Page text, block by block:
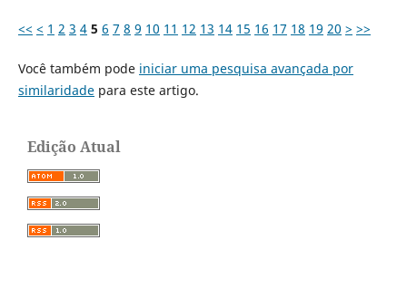
<< < 1 2 3 4 5 6 7 8 9 10 11 12 13 14 15 16 17 18 19 20 > >>
Você também pode iniciar uma pesquisa avançada por
similaridadepara este artigo.
Edição Atual